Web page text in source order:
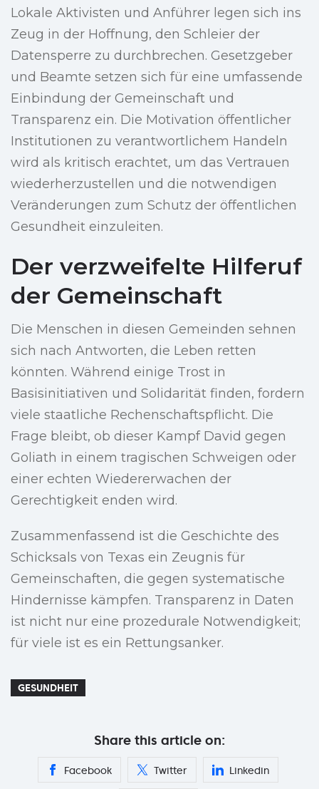
Lokale Aktivisten und Anführer legen sich ins
Zeug in der Hoffnung, den Schleier der
Datensperre zu durchbrechen. Gesetzgeber
und Beamte setzen sich für eine umfassende
Einbindung der Gemeinschaft und
Transparenz ein. Die Motivation öffentlicher
Institutionen zu verantwortlichem Handeln
wird als kritisch erachtet, um das Vertrauen
wiederherzustellen und die notwendigen
Veränderungen zum Schutz der öffentlichen
Gesundheit einzuleiten.
Der verzweifelte Hilferuf
der Gemeinschaft
Die Menschen in diesen Gemeinden sehnen
sich nach Antworten, die Leben retten
könnten. Während einige Trost in
Basisinitiativen und Solidarität finden, fordern
viele staatliche Rechenschaftspflicht. Die
Frage bleibt, ob dieser Kampf David gegen
Goliath in einem tragischen Schweigen oder
einer echten Wiedererwachen der
Gerechtigkeit enden wird.
Zusammenfassend ist die Geschichte des
Schicksals von Texas ein Zeugnis für
Gemeinschaften, die gegen systematische
Hindernisse kämpfen. Transparenz in Daten
ist nicht nur eine prozedurale Notwendigkeit;
für viele ist es ein Rettungsanker.
GESUNDHEIT
Share this article on:
Facebook Twitter Linkedin